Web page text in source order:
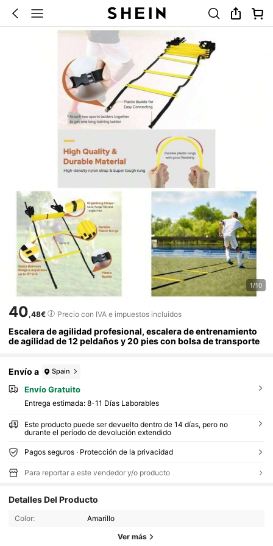
1/10
40,48€ Precio con IVA e impuestos incluidos
Escalera de agilidad profesional, escalera de entrenamiento
de agilidad de 12 peldaños y 20 pies con bolsa de transporte
Envío a Spain
Envío Gratuito
Entrega estimada: 8-11 Días Laborables
Este producto puede ser devuelto dentro de 14 días, pero no
durante el período de devolución extendido
Pagos seguros · Protección de la privacidad
Para reportar a este vendedor y/o producto
Detalles Del Producto
Color: Amarillo
Ver más